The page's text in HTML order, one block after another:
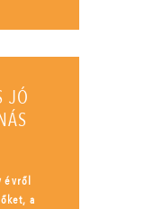
JÓ
évről
a